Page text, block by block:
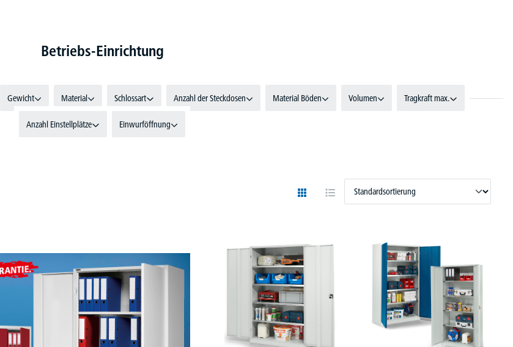
Betriebs-Einrichtung
Gewicht Material Schlossart Anzahl der Steckdosen Material Böden Volumen Tragkraft max.
Anzahl Einstellplätze Einwurföffnung